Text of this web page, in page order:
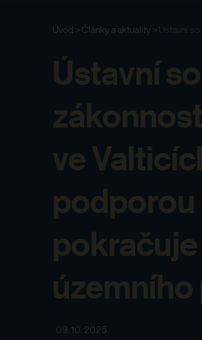
Úvod > Články a aktuality > Ústavní so...
Ústavní
ve
podporou
územního
09. 10. 2025